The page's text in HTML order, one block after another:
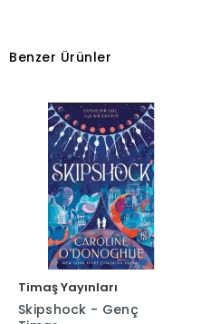
Benzer Ürünler
Timaş Yayınları
Skipshock - Genç